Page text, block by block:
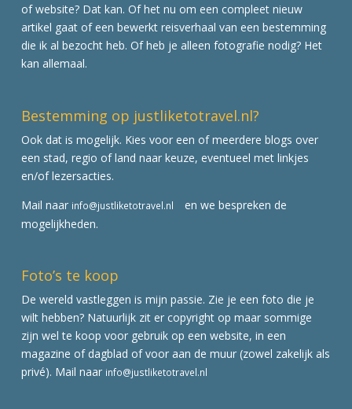
of website? Dat kan. Of het nu om een compleet nieuw
artikel gaat of een bewerkt reisverhaal van een bestemming
die ik al bezocht heb. Of heb je alleen fotografie nodig? Het
kan allemaal.
Bestemming op justliketotravel.nl?
Ook dat is mogelijk. Kies voor een of meerdere blogs over
een stad, regio of land naar keuze, eventueel met linkjes
en/of lezersacties.
Mail naar info@justliketotravel.nl
en we bespreken de
mogelijkheden.
Foto’s te koop
De wereld vastleggen is mijn passie. Zie je een foto die je
wilt hebben? Natuurlijk zit er copyright op maar sommige
zijn wel te koop voor gebruik op een website, in een
magazine of dagblad of voor aan de muur (zowel zakelijk als
privé). Mail naar info@justliketotravel.nl